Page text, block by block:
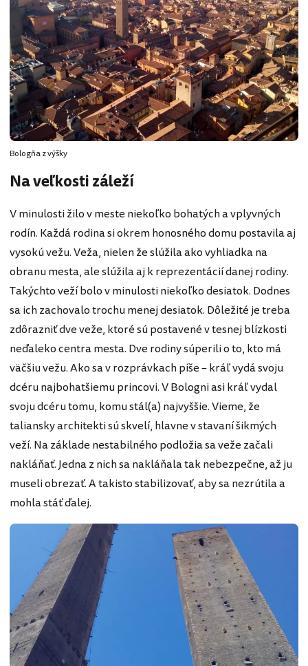
Bologňa z výšky
Na veľkosti záleží
V minulosti žilo v meste niekoľko bohatých a vplyvných
rodín. Každá rodina si okrem honosného domu postavila aj
vysokú vežu. Veža, nielen že slúžila ako vyhliadka na
obranu mesta, ale slúžila aj k reprezentácií danej rodiny.
Takýchto veží bolo v minulosti niekoľko desiatok. Dodnes
sa ich zachovalo trochu menej desiatok. Dôležité je treba
zdôrazniť dve veže, ktoré sú postavené v tesnej blízkosti
neďaleko centra mesta. Dve rodiny súperili o to, kto má
väčšiu vežu. Ako sa v rozprávkach píše – kráľ vydá svoju
dcéru najbohatšiemu princovi. V Bologni asi kráľ vydal
svoju dcéru tomu, komu stál(a) najvyššie. Vieme, že
taliansky architekti sú skvelí, hlavne v stavaní šikmých
veží. Na základe nestabilného podložia sa veže začali
nakláňať. Jedna z nich sa nakláňala tak nebezpečne, až ju
museli obrezať. A takisto stabilizovať, aby sa nezrútila a
mohla stáť ďalej.